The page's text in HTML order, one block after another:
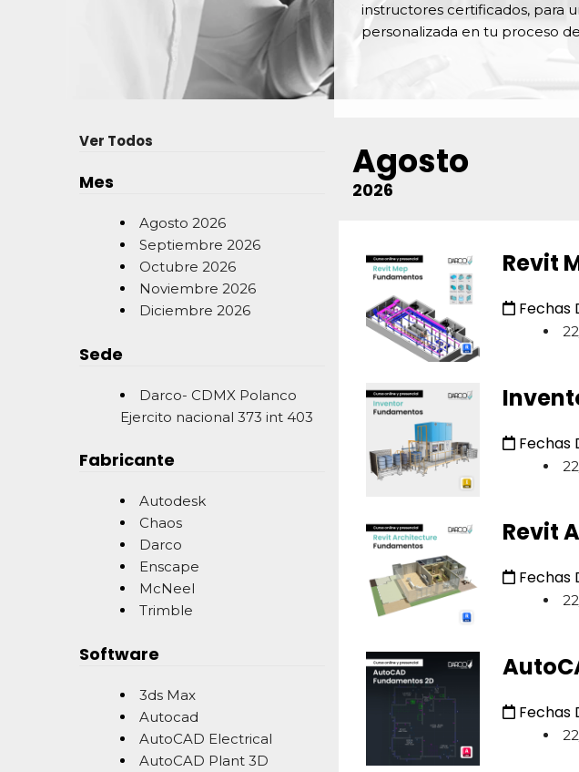
instructores certificados, para
personalizada en tu proceso
Ver Todos
Mes
Agosto 2026
Septiembre 2026
Octubre 2026
Noviembre 2026
Diciembre 2026
Sede
Darco- CDMX Polanco
Ejercito nacional 373 int 403
Fabricante
Autodesk
Chaos
Darco
Enscape
McNeel
Trimble
Software
3ds Max
Autocad
AutoCAD Electrical
AutoCAD Plant 3D
Agosto
2026
Revit
Fechas
Fechas
Revit
Fechas
Fechas